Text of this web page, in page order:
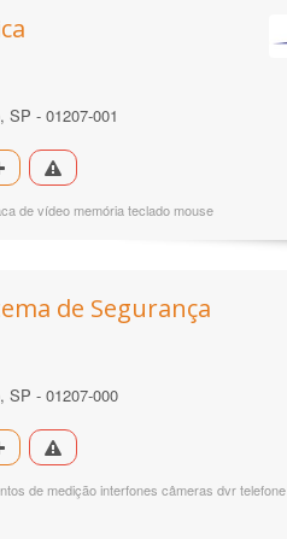
SP - 01207-001
de vídeo memória teclado mouse
de Segurança
SP - 01207-000
de medição interfones câmeras dvr